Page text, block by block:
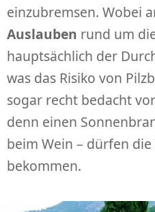
einzubremsen. Wobei
Auslauben rund um
hauptsächlich der
was das Risiko von
sogar recht bedacht
denn einen
beim Wein – dürfen
bekommen.